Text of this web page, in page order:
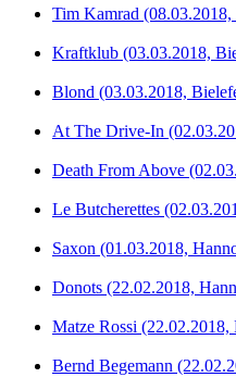
Tim Kamrad
Kraftklub (03.03.2018,
Blond (03.03.2018,
At The Drive-In
Death From Above
Le Butcherettes
Saxon (01.03.2018,
Donots (22.02.2018,
Matze Rossi (22.02.2018,
Bernd Begemann